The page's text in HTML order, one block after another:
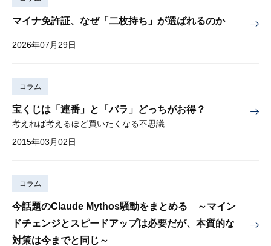
マイナ免許証、なぜ「二枚持ち」が選ばれるのか
2026年07月29日
コラム
宝くじは「連番」と「バラ」どっちがお得？
考えれば考えるほど買いたくなる不思議
2015年03月02日
コラム
今話題のClaude Mythos騒動をまとめる ～マイン
ドチェンジとスピードアップは必要だが、本質的な
対策は今までと同じ～